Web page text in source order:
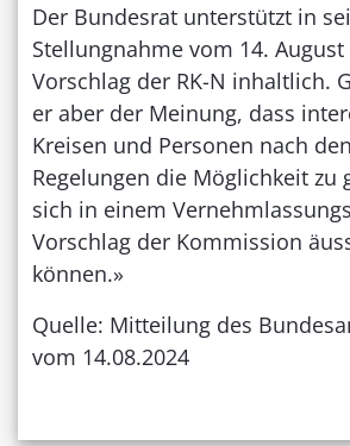
Der Bundesrat unterstützt in
Stellungnahme vom 14. August
Vorschlag der RK-N inhaltlich.
er aber der Meinung, dass
Kreisen und Personen nach
Regelungen die Möglichkeit zu
sich in einem
Vorschlag der Kommission
können.»
Quelle: Mitteilung des
vom 14.08.2024